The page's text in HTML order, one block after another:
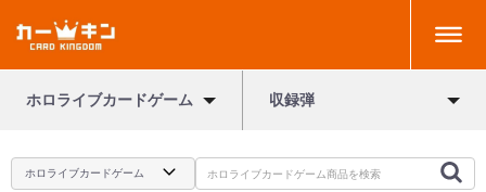
ホロライブカードゲーム 収録弾